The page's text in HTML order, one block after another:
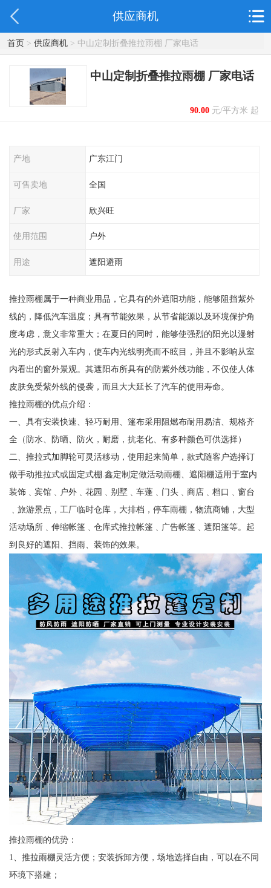
供应商机
首页> 供应商机> 中山定制折叠推拉雨棚 厂家电话
中山定制折叠推拉雨棚 厂家电话
90.00元/平方米 起
产地 广东江门
可售卖地 全国
厂家 欣兴旺
使用范围 户外
用途 遮阳避雨
推拉雨棚属于一种商业用品，它具有的外遮阳功能，能够阻挡紫外
线的，降低汽车温度；具有节能效果，从节省能源以及环境保护角
度考虑，意义非常重大；在夏日的同时，能够使强烈的阳光以漫射
光的形式反射入车内，使车内光线明亮而不眩目，并且不影响从室
内看出的窗外景观。其遮阳布所具有的防紫外线功能，不仅使人体
皮肤免受紫外线的侵袭，而且大大延长了汽车的使用寿命。
推拉雨棚的优点介绍：
一、具有安装快速、轻巧耐用、篷布采用阻燃布耐用易洁、规格齐
全（防水、防晒、防火，耐磨，抗老化、有多种颜色可供选择）
二、推拉式加脚轮可灵活移动，使用起来简单，款式随客户选择订
做手动推拉式或固定式棚.鑫定制定做活动雨棚、遮阳棚适用于室内
装饰﹑宾馆﹑户外﹑花园﹑别墅﹑车蓬﹑门头﹑商店﹑档口﹑窗台
﹑旅游景点，工厂临时仓库，大排档，停车雨棚，物流商铺，大型
活动场所﹑伸缩帐篷﹑仓库式推拉帐篷﹑广告帐篷﹑遮阳篷等。起
到良好的遮阳、挡雨、装饰的效果。
推拉雨棚的优势：
1、推拉雨棚灵活方便；安装拆卸方便，场地选择自由，可以在不同
环境下搭建；